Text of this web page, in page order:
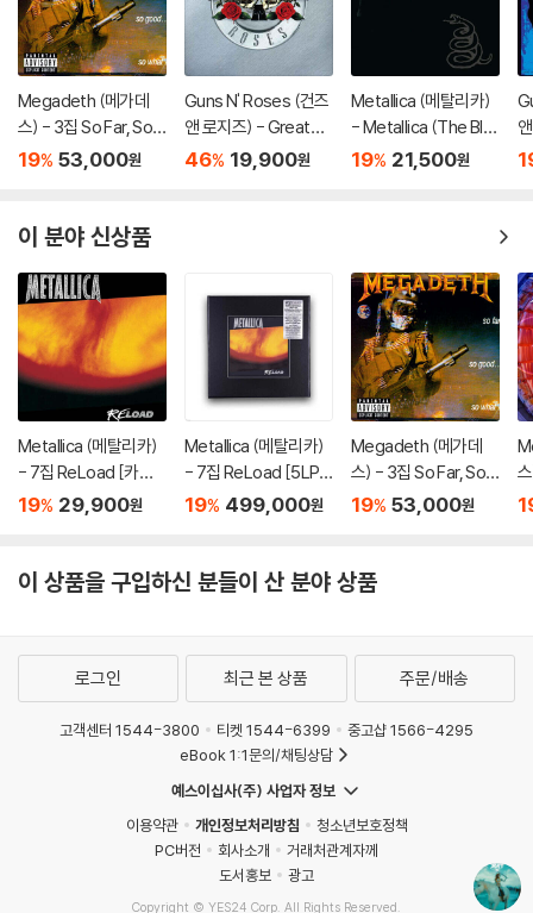
Megadeth (메가데
스) - 3집 So Far, So
Good, So What [LP]
19% 53,000원
Guns N' Roses (건즈
앤 로지즈) - Greates
t Hits: Their Biggest
46% 19,900원
Metallica (메탈리카)
- Metallica (The Bla
ck Album)
19% 21,500원
이 분야 신상품
Metallica (메탈리카)
- 7집 ReLoad [카세
트테이프]
19% 29,900원
Metallica (메탈리카)
- 7집 ReLoad [5LP
+ 7인치 Vinyl + 15C
19% 499,000원
Megadeth (메가데
스) - 3집 So Far, So
Good, So What [LP]
19% 53,000원
이 상품을 구입하신 분들이 산 분야 상품
로그인 최근 본 상품 주문/배송
고객센터 1544-3800 티켓 1544-6399
중고샵 1566-4295
eBook 1:1문의/채팅상담
예스이십사(주) 사업자 정보
이용약관
개인정보처리방침
청소년보호정책
PC버전
회사소개
거래처관계자께
도서홍보
광고
Copyright © YES24 Corp. All Rights Reserved.